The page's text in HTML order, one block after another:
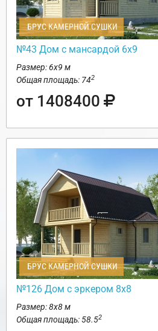
БРУС КАМЕРНОЙ СУШКИ
№43 Дом с мансардой 6х9
Размер: 6х9 м
Общая площадь: 742
от 1408400
БРУС КАМЕРНОЙ СУШКИ
№126 Дом с эркером 8х8
Размер: 8х8 м
Общая площадь: 58.52